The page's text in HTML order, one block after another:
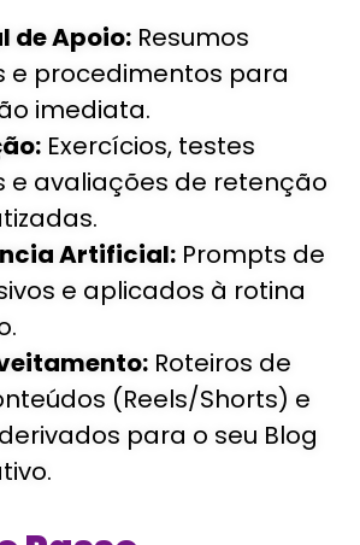
de Apoio: Resumos
e procedimentos para
imediata.
Exercícios, testes
e avaliações de retenção
Artificial: Prompts de
e aplicados à rotina
Roteiros de
(Reels/Shorts) e
para o seu Blog